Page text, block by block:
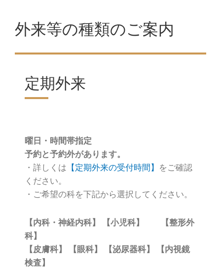
外来等の種類のご案内
定期外来
曜日・時間帯指定
予約と予約外があります。
・詳しくは 【定期外来の受付時間】 をご確認
ください。
・ご希望の科を下記から選択してください。
【内科・神経内科】 【小児科】 【整形外
科】
【皮膚科】 【眼科】 【泌尿器科】 【内視鏡
検査】